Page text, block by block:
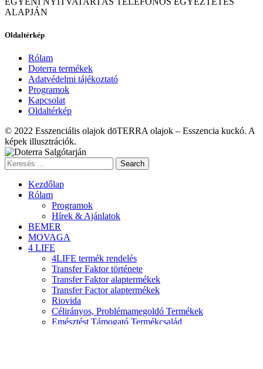
ALAPJÁN
Oldaltérkép
Rólam
Doterra termékek
Adatvédelmi tájékoztató
Programok
Kapcsolat
Oldaltérkép
© 2022 Esszenciális olajok dōTERRA olajok – Esszencia kuckó. A
képek illusztrációk.
Search
Kezdőlap
Rólam
Programok
Hírek & Ajánlatok
BEMER
MOVAGA
4 LIFE
4LIFE termék rendelés
Transfer Faktor története
Transfer Faktor alaptermékek
Transfer Factor alaptermékek
Riovida
Célirányos, Problémamegoldó Termékek
Emésztést Támogató Termékcsalád